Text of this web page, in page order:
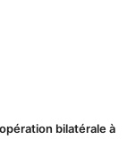
bilatérale à